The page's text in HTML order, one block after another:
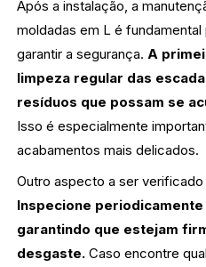
Após a instalação, a
moldadas em L é fundamental
garantir a segurança. A
limpeza regular das
resíduos que possam se
Isso é especialmente
acabamentos mais delicados.
Outro aspecto a ser
Inspecione
garantindo que estejam
desgaste. Caso encontre